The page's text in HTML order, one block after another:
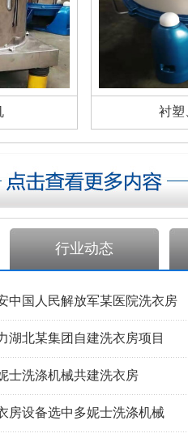
衬塑
行业动态
中国人民解放军某医院洗衣房
湖北某集团自建洗衣房项目
士洗涤机械共建洗衣房
房设备选中多妮士洗涤机械